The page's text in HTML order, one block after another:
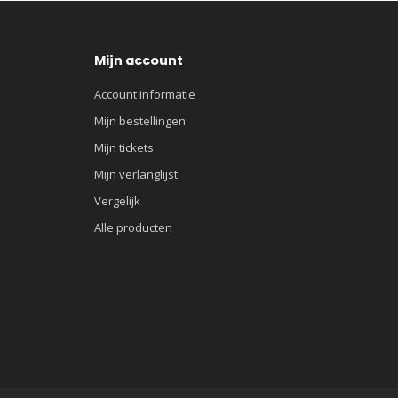
Mijn account
Account informatie
Mijn bestellingen
Mijn tickets
Mijn verlanglijst
Vergelijk
Alle producten